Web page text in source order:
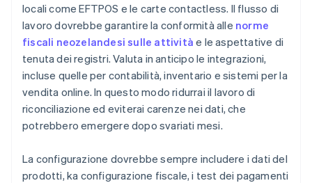
locali come EFTPOS e le carte contactless. Il flusso di
lavoro dovrebbe garantire la conformità alle norme
fiscali neozelandesi sulle attività e le aspettative di
tenuta dei registri. Valuta in anticipo le integrazioni,
incluse quelle per contabilità, inventario e sistemi per la
vendita online. In questo modo ridurrai il lavoro di
riconciliazione ed eviterai carenze nei dati, che
potrebbero emergere dopo svariati mesi.
La configurazione dovrebbe sempre includere i dati del
prodotti, ka configurazione fiscale, i test dei pagamenti